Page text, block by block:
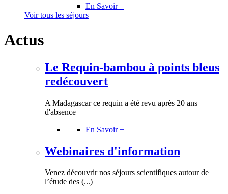
En Savoir +
Voir tous les séjours
Actus
Le Requin-bambou à points bleus
redécouvert
A Madagascar ce requin a été revu après 20 ans
d'absence
En Savoir +
Webinaires d'information
Venez découvrir nos séjours scientifiques autour de
l’étude des (...)